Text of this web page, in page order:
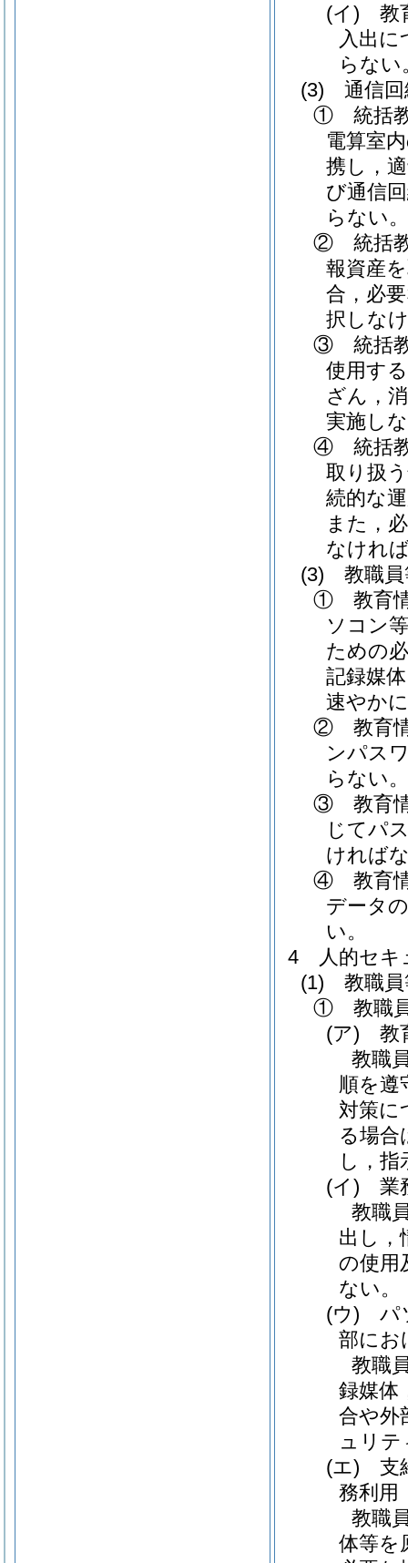
(イ) 教
入出
らない
(3) 通信回
① 統括教
電算室
携し，
び通信
らない。
② 統括教
報資産
合，必
択しな
③ 統括教
使用す
ざん，
実施し
④ 統括教
取り扱
続的な
また，
なけれ
(3) 教職員
① 教育情
ソコン
ための
記録媒
速やか
② 教育情
ンパス
らない。
③ 教育情
じてパ
ければ
④ 教育情
データ
い。
4 人的セキ
(1) 教職員
① 教職員
(ア) 教
教職
順を遵
対策に
る場合
し，
(イ) 業
教職
出し，
の使用
ない。
(ウ) パ
部にお
教職
録媒体
合や外
ュリ
(エ) 支
務利用
教職
体等を